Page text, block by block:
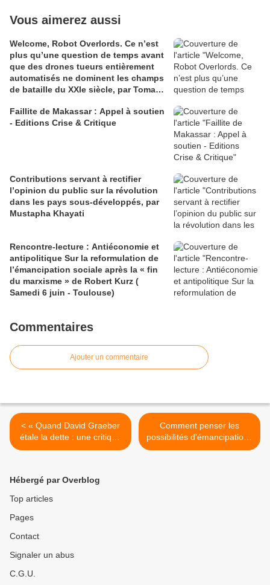
Vous aimerez aussi
Welcome, Robot Overlords. Ce n’est
plus qu’une question de temps avant
que des drones tueurs entièrement
automatisés ne dominent les champs
de bataille du XXIe siècle, par Tomasz
Faillite de Makassar : Appel à soutien
- Editions Crise & Critique
Contributions servant à rectifier
l’opinion du public sur la révolution
dans les pays sous-développés, par
Mustapha Khayati
Rencontre-lecture : Antiéconomie et
antipolitique Sur la reformulation de
l’émancipation sociale après la « fin
du marxisme » de Robert Kurz (
Samedi 6 juin - Toulouse)
Commentaires
Ajouter un commentaire
< « Quand David Graeber
étale la dette : une critique
du livre " La dette : 5000
Comment penser les
possibilités d'émancipation :
autour de la critique de la
Hébergé par Overblog
Top articles
Pages
Contact
Signaler un abus
C.G.U.